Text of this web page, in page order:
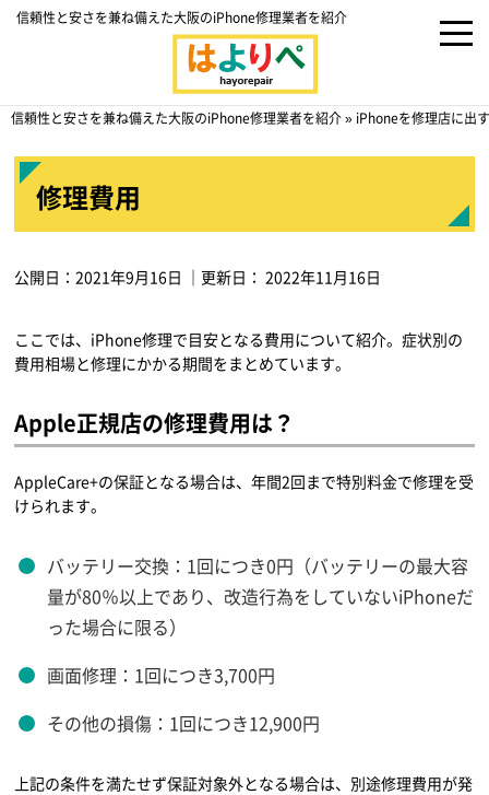
信頼性と安さを兼ね備えた大阪のiPhone修理業者を紹介
信頼性と安さを兼ね備えた大阪のiPhone修理業者を紹介» iPhoneを修理店に出
修理費用
公開日：2021年9月16日 ｜更新日：2022年11月16日
ここでは、iPhone修理で目安となる費用について紹介。症状別の
費用相場と修理にかかる期間をまとめています。
Apple正規店の修理費用は？
AppleCare+の保証となる場合は、年間2回まで特別料金で修理を受
けられます。
バッテリー交換：1回につき0円（バッテリーの最大容
量が80％以上であり、改造行為をしていないiPhoneだ
った場合に限る）
画面修理：1回につき3,700円
その他の損傷：1回につき12,900円
上記の条件を満たせず保証対象外となる場合は、別途修理費用が発